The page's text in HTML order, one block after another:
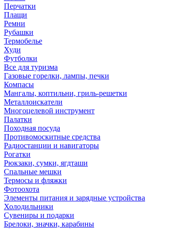
Перчатки
Плащи
Ремни
Рубашки
Термобелье
Худи
Футболки
Все для туризма
Газовые горелки, лампы, печки
Компасы
Мангалы, коптильни, гриль-решетки
Металлоискатели
Многоцелевой инструмент
Палатки
Походная посуда
Противомоскитные средства
Радиостанции и навигаторы
Рогатки
Рюкзаки, сумки, ягдташи
Спальные мешки
Термосы и фляжки
Фотоохота
Элементы питания и зарядные устройства
Холодильники
Сувениры и подарки
Брелоки, значки, карабины